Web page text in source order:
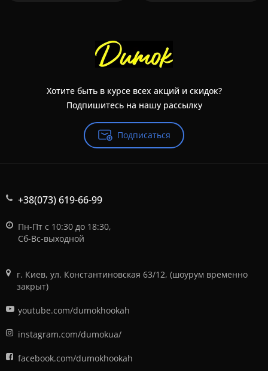
Хотите быть в курсе всех акций и скидок?
Подпишитесь на нашу рассылку
Подписаться
+38(073) 619-66-99
Пн-Пт с 10:30 до 18:30,
Сб-Вс-выходной
г. Киев, ул. Константиновская 63/12, (шоурум временно
закрыт)
youtube.com/dumokhookah
instagram.com/dumokua/
facebook.com/dumokhookah